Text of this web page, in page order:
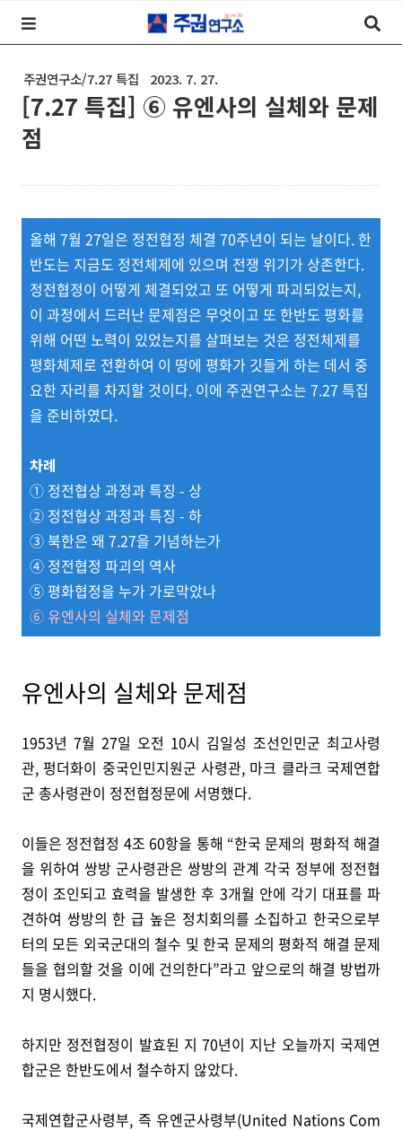
주권연구소/7.27 특집 2023. 7. 27.
[7.27 특집] ⑥ 유엔사의 실체와 문제
점
올해 7월 27일은 정전협정 체결 70주년이 되는 날이다. 한
반도는 지금도 정전체제에 있으며 전쟁 위기가 상존한다.
정전협정이 어떻게 체결되었고 또 어떻게 파괴되었는지,
이 과정에서 드러난 문제점은 무엇이고 또 한반도 평화를
위해 어떤 노력이 있었는지를 살펴보는 것은 정전체제를
평화체제로 전환하여 이 땅에 평화가 깃들게 하는 데서 중
요한 자리를 차지할 것이다. 이에 주권연구소는 7.27 특집
을 준비하였다.
차례
① 정전협상 과정과 특징 - 상
② 정전협상 과정과 특징 - 하
③ 북한은 왜 7.27을 기념하는가
④ 정전협정 파괴의 역사
⑤ 평화협정을 누가 가로막았나
⑥ 유엔사의 실체와 문제점
유엔사의 실체와 문제점
1953년 7월 27일 오전 10시 김일성 조선인민군 최고사령
관, 펑더화이 중국인민지원군 사령관, 마크 클라크 국제연합
군 총사령관이 정전협정문에 서명했다.
이들은 정전협정 4조 60항을 통해 “한국 문제의 평화적 해결
을 위하여 쌍방 군사령관은 쌍방의 관계 각국 정부에 정전협
정이 조인되고 효력을 발생한 후 3개월 안에 각기 대표를 파
견하여 쌍방의 한 급 높은 정치회의를 소집하고 한국으로부
터의 모든 외국군대의 철수 및 한국 문제의 평화적 해결 문제
들을 협의할 것을 이에 건의한다”라고 앞으로의 해결 방법까
지 명시했다.
하지만 정전협정이 발효된 지 70년이 지난 오늘까지 국제연
합군은 한반도에서 철수하지 않았다.
국제연합군사령부, 즉 유엔군사령부(United Nations Com